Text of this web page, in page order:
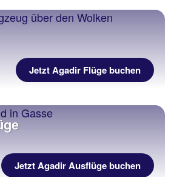
Jetzt Agadir Flüge buchen
Jetzt Agadir Ausflüge buchen